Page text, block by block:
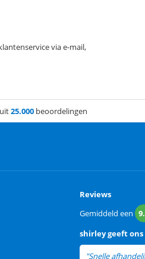
via e-mail,
25.000beoordelingen
Reviews
Gemiddeld een
shirleygeeft ons
"Snelle